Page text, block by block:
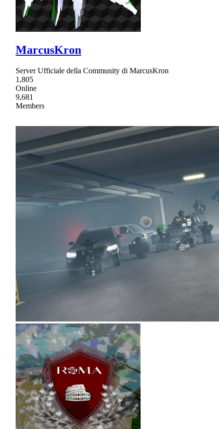
MarcusKron
Server Ufficiale della Community di MarcusKron
1,805
Online
9,681
Members